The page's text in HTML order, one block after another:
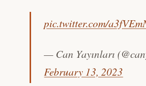
pic.twitter.com/
— Can Yayınları
February 13, 2023